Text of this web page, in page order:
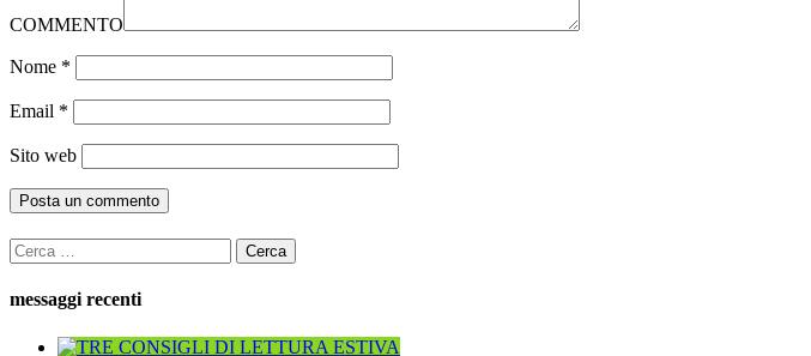
COMMENTO
Nome *
Email *
Sito web
Ricerca
per:
messaggi recenti